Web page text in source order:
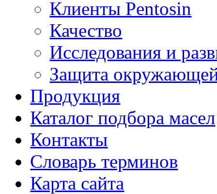
Клиенты Pentosin
Качество
Исследования и
Защита
Продукция
Каталог подбора масел
Контакты
Словарь терминов
Карта сайта